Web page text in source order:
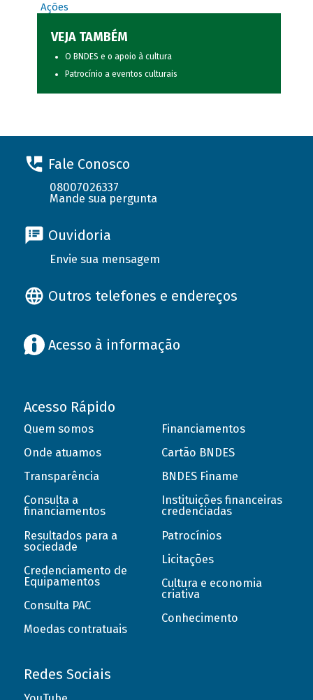
Ações
VEJA TAMBÉM
O BNDES e o apoio à cultura
Patrocínio a eventos culturais
Fale Conosco
08007026337
Mande sua pergunta
Ouvidoria
Envie sua mensagem
Outros telefones e endereços
Acesso à informação
Acesso Rápido
Quem somos
Onde atuamos
Transparência
Consulta a
financiamentos
Resultados para a
sociedade
Credenciamento de
Equipamentos
Consulta PAC
Moedas contratuais
Financiamentos
Cartão BNDES
BNDES Finame
Instituições financeiras
credenciadas
Patrocínios
Licitações
Cultura e economia
criativa
Conhecimento
Redes Sociais